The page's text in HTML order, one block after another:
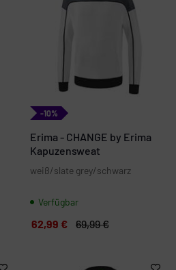
-10%
Erima - CHANGE by Erima
Kapuzensweat
weiß/slate grey/schwarz
Verfügbar
62,99 € 69,99 €